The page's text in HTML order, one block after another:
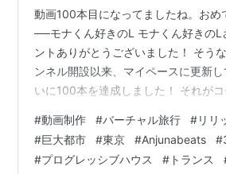
動画100本目になってましたね。おめ
──モナくん好きのL モナくん好きのL
ントありがとうございました！ そう
ンネル開設以来、マイペースに更新
いに100本を達成しました！ それが
れた3Lau（ブラウ）というアーティ
ス楽曲に、僕が映像をつけたものにな
かつスローな映像と共に、眠らない大
#動画制作 #バーチャル旅行 #リリ
#巨大都市 #東京 #Anjunabeats #
#プログレッシブハウス # トランス